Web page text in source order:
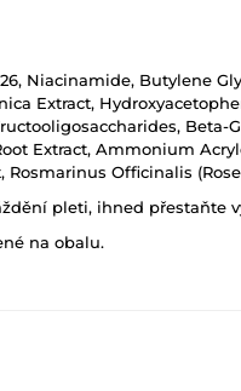
Niacinamide, Butylene
Extract,
Beta-
Extract, Ammonium
Officinalis
pleti, ihned přestaňte
na obalu.